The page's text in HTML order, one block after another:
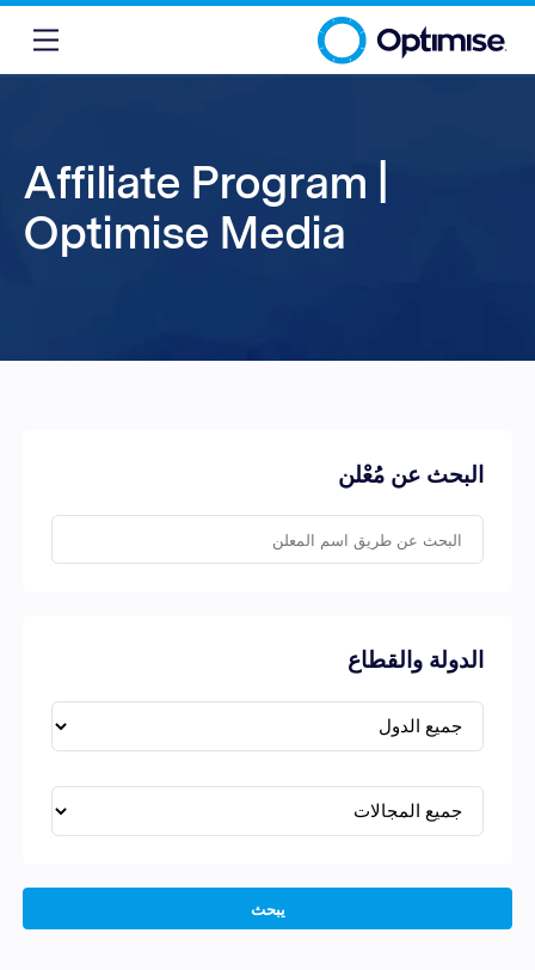
Affiliate Program |
Optimise Media
البحث عن مُعْلن
الدولة والقطاع
يبحث